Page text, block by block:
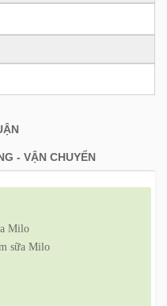
- VẬN CHUYỂN
Milo
sữa Milo